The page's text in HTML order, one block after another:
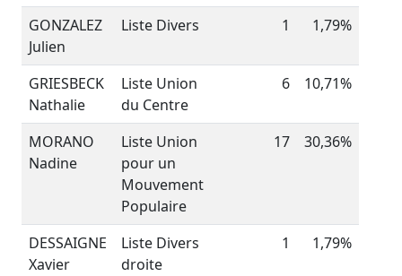
GONZALEZ
Julien
Liste Divers 1 1,79%
GRIESBECK
Nathalie
Liste Union
du Centre
6 10,71%
MORANO
Nadine
Liste Union
pour un
Mouvement
Populaire
17 30,36%
DESSAIGNE
Xavier
Liste Divers
droite
1 1,79%